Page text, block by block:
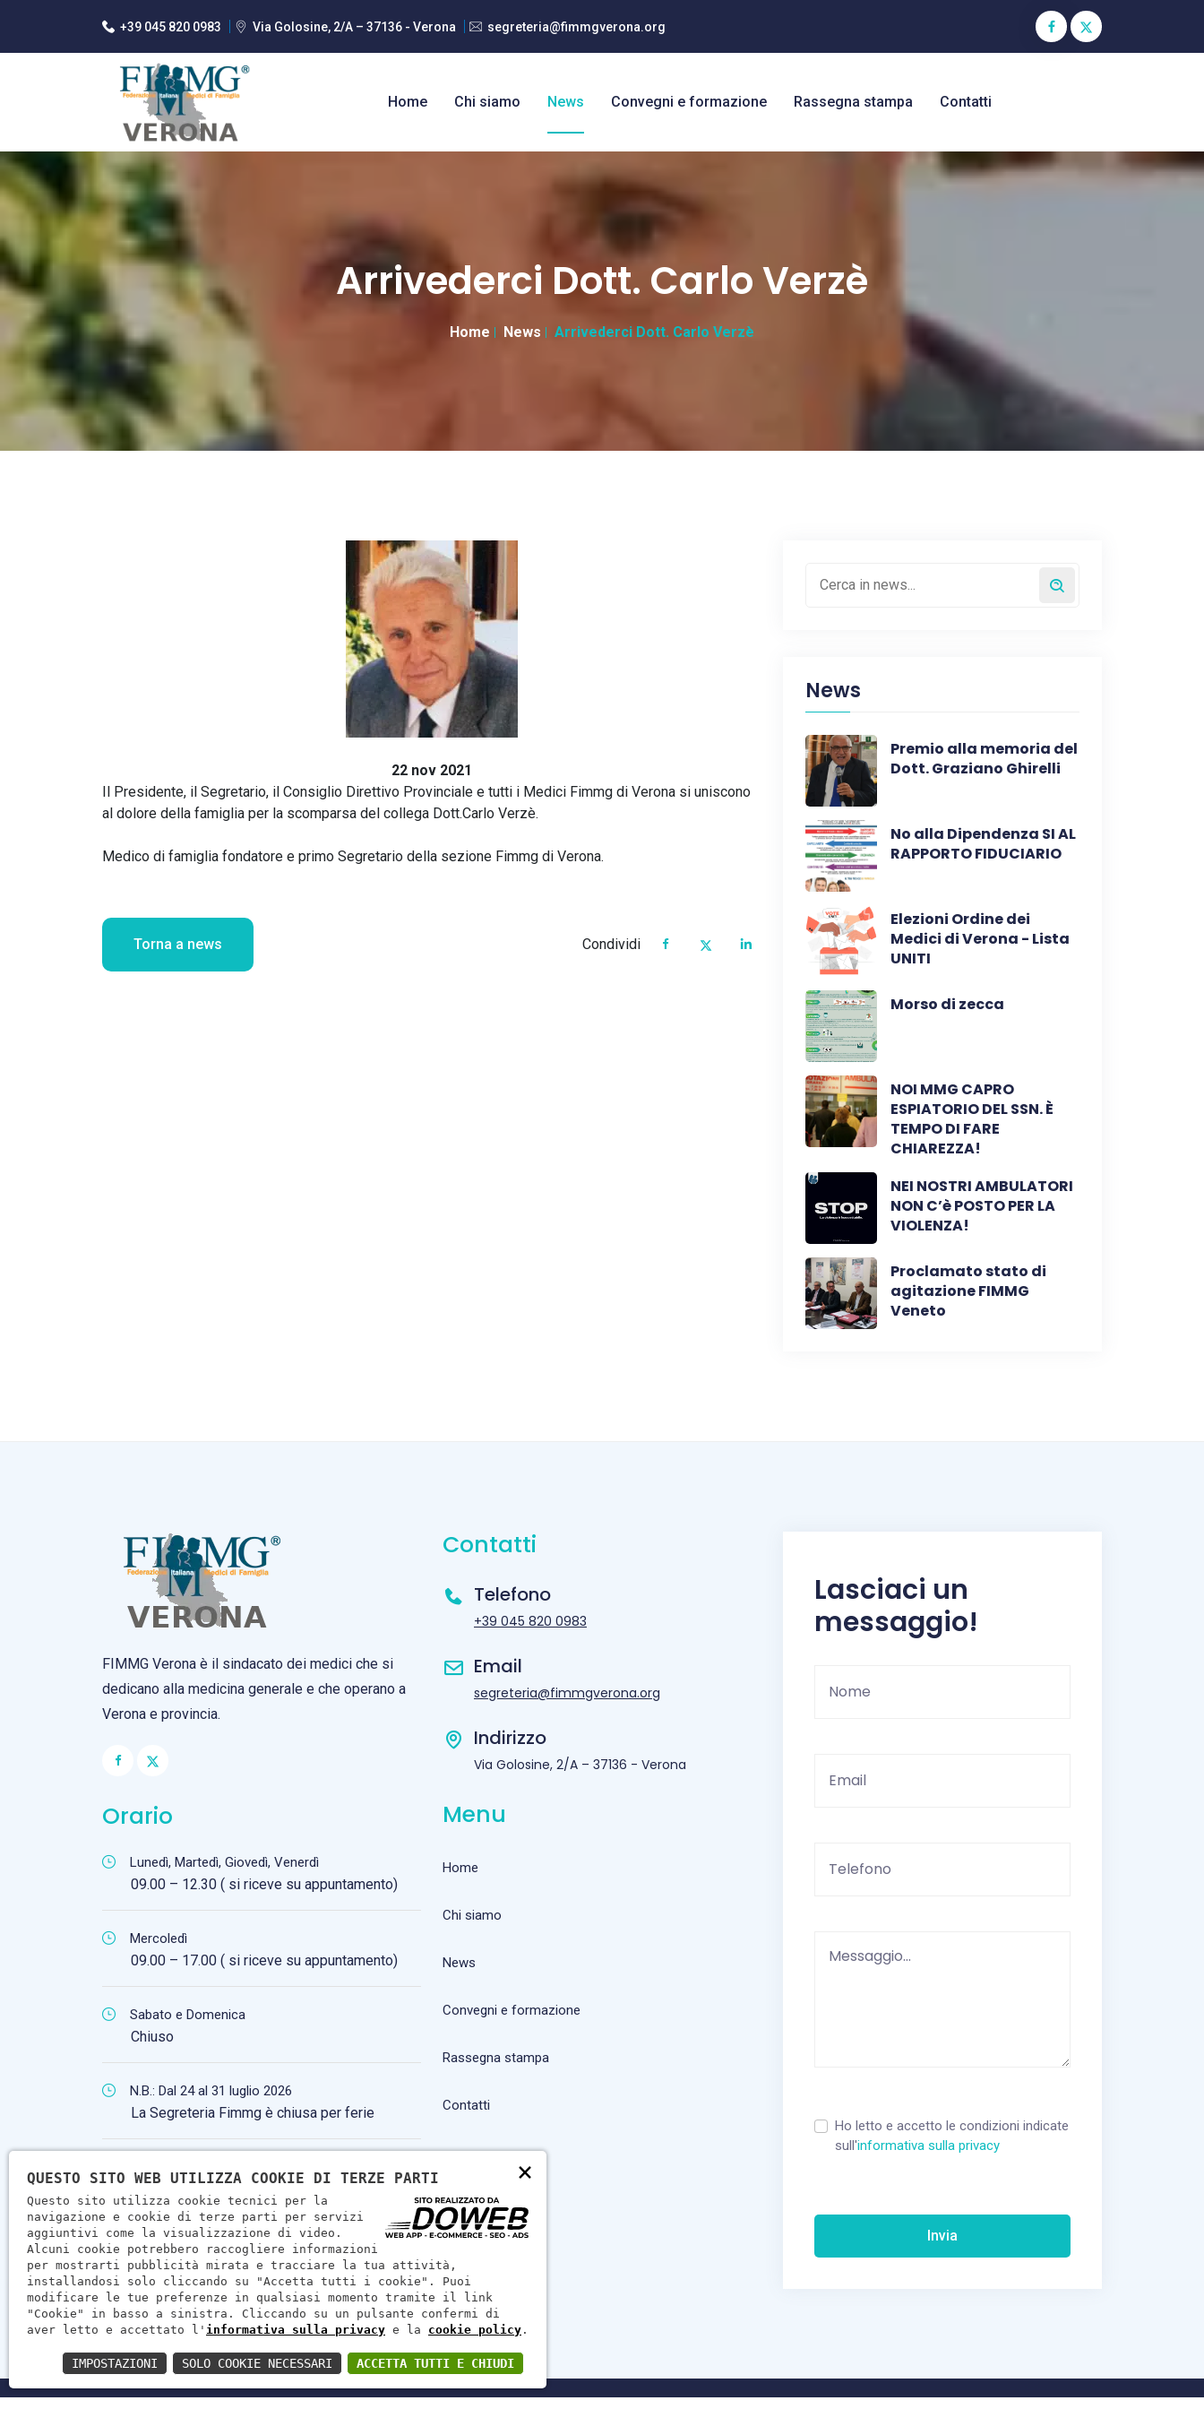
+39 045 820 0983 Via Golosine, 2/A – 37136 - Verona segreteria@fimmgverona.org
Home Chi siamo News Convegni e formazione Rassegna stampa Contatti
Arrivederci Dott. Carlo Verzè
Home News Arrivederci Dott. Carlo Verzè
22 nov 2021
Il Presidente, il Segretario, il Consiglio Direttivo Provinciale e tutti i Medici Fimmg di Verona si uniscono
al dolore della famiglia per la scomparsa del collega Dott.Carlo Verzè.
Medico di famiglia fondatore e primo Segretario della sezione Fimmg di Verona.
Torna a news Condividi
News
Premio alla memoria del
Dott. Graziano Ghirelli
No alla Dipendenza SI AL
RAPPORTO FIDUCIARIO
Elezioni Ordine dei
Medici di Verona - Lista
UNITI
Morso di zecca
NOI MMG CAPRO
ESPIATORIO DEL SSN. È
TEMPO DI FARE
CHIAREZZA!
NEI NOSTRI AMBULATORI
NON C’è POSTO PER LA
VIOLENZA!
Proclamato stato di
agitazione FIMMG
Veneto
FIMMG Verona è il sindacato dei medici che si
dedicano alla medicina generale e che operano a
Verona e provincia.
Orario
Lunedì, Martedì, Giovedì, Venerdì
09.00 – 12.30 ( si riceve su appuntamento)
Mercoledì
09.00 – 17.00 ( si riceve su appuntamento)
Sabato e Domenica
Chiuso
N.B.: Dal 24 al 31 luglio 2026
La Segreteria Fimmg è chiusa per ferie
Contatti
Telefono
+39 045 820 0983
Email
segreteria@fimmgverona.org
Indirizzo
Via Golosine, 2/A – 37136 - Verona
Menu
Home
Chi siamo
News
Convegni e formazione
Rassegna stampa
Contatti
Lasciaci un
messaggio!
Ho letto e accetto le condizioni indicate
sull'informativa sulla privacy
Invia
×
QUESTO SITO WEB UTILIZZA COOKIE DI TERZE PARTI
Questo sito utilizza cookie tecnici per la
navigazione e cookie di terze parti per servizi
aggiuntivi come la visualizzazione di video.
Alcuni cookie potrebbero raccogliere informazioni
per mostrarti pubblicità mirata e tracciare la tua attività,
installandosi solo cliccando su "Accetta tutti i cookie". Puoi
modificare le tue preferenze in qualsiasi momento tramite il link
"Cookie" in basso a sinistra. Cliccando su un pulsante confermi di
aver letto e accettato l' informativa sulla privacy e la cookie policy .
ACCETTA TUTTI E CHIUDI
SOLO COOKIE NECESSARI
IMPOSTAZIONI